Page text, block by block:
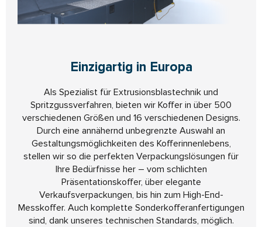
Einzigartig in Europa
Als Spezialist für Extrusionsblastechnik und
Spritzgussverfahren, bieten wir Koffer in über 500
verschiedenen Größen und 16 verschiedenen Designs.
Durch eine annähernd unbegrenzte Auswahl an
Gestaltungsmöglichkeiten des Kofferinnenlebens,
stellen wir so die perfekten Verpackungslösungen für
Ihre Bedürfnisse her – vom schlichten
Präsentationskoffer, über elegante
Verkaufsverpackungen, bis hin zum High-End-
Messkoffer. Auch komplette Sonderkofferanfertigungen
sind, dank unseres technischen Standards, möglich.